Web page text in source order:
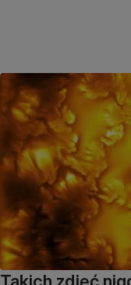
Takich zdjęć